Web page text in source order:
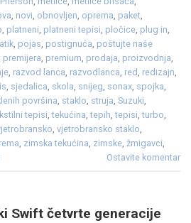
, novi, obnovljen, oprema, paket,
, platneni, platneni tepisi, pločice, plug in,
, pojas, postignuća, poštujte naše
premijera, premium, prodaja, proizvodnja,
, razvod lanca, razvodlanca, red, redizajn,
, sjedalica, skola, snijeg, sonax, spojka,
površina, staklo, struja, Suzuki,
tepisi,tekućina,tepih,tepisi,turbo,
, vjetrobransko staklo,
, zimska tekućina, zimske, žmigavci,
Ostavite komentar
Swift četvrte generacije